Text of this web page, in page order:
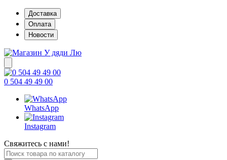
Доставка
Оплата
Новости
0 504 49 49 00
WhatsApp
Instagram
Свяжитесь с нами!